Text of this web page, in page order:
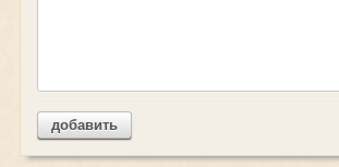
добавить